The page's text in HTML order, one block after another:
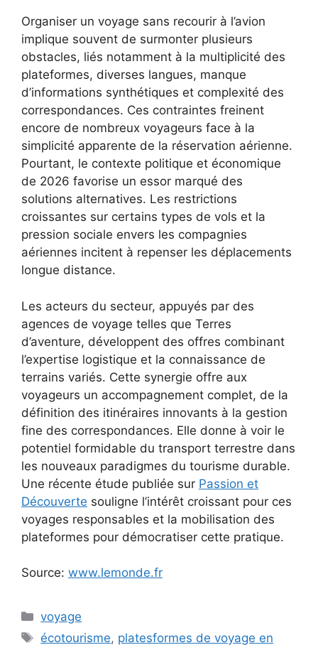
Organiser un voyage sans recourir à l’avion
implique souvent de surmonter plusieurs
obstacles, liés notamment à la multiplicité des
plateformes, diverses langues, manque
d’informations synthétiques et complexité des
correspondances. Ces contraintes freinent
encore de nombreux voyageurs face à la
simplicité apparente de la réservation aérienne.
Pourtant, le contexte politique et économique
de 2026 favorise un essor marqué des
solutions alternatives. Les restrictions
croissantes sur certains types de vols et la
pression sociale envers les compagnies
aériennes incitent à repenser les déplacements
longue distance.
Les acteurs du secteur, appuyés par des
agences de voyage telles que Terres
d’aventure, développent des offres combinant
l’expertise logistique et la connaissance de
terrains variés. Cette synergie offre aux
voyageurs un accompagnement complet, de la
définition des itinéraires innovants à la gestion
fine des correspondances. Elle donne à voir le
potentiel formidable du transport terrestre dans
les nouveaux paradigmes du tourisme durable.
Une récente étude publiée sur Passion et
Découverte souligne l’intérêt croissant pour ces
voyages responsables et la mobilisation des
plateformes pour démocratiser cette pratique.
Source: www.lemonde.fr
Catégories
voyage
Étiquettes
écotourisme, platesformes de voyage en